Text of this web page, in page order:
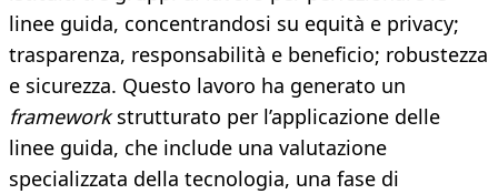
linee guida, concentrandosi su equità e privacy;
trasparenza, responsabilità e beneficio; robustezza
e sicurezza. Questo lavoro ha generato un
frameworkstrutturato per l’applicazione delle
linee guida, che include una valutazione
specializzata della tecnologia, una fase di